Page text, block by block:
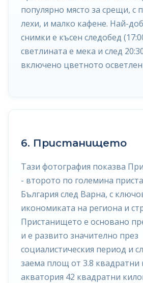
популярно място за срещи, с
лехи, и малко кафене. Най-
снимки е късен следобед
светлината е мека и след
включено цветното
6. Пристанището
Тази фотография показва
- второто по големина
България след Варна, с
икономиката на региона и
Пристанището е основано
и е развито значително през
социалистическия период и
заема площ от 3.8 квадратни
акватория 42 квадратни